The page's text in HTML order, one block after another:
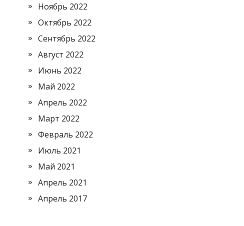
Ноябрь 2022
Октябрь 2022
Сентябрь 2022
Август 2022
Июнь 2022
Май 2022
Апрель 2022
Март 2022
Февраль 2022
Июль 2021
Май 2021
Апрель 2021
Апрель 2017